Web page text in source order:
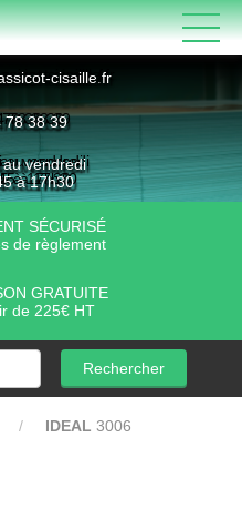
cisaille fr
78 38 39
vendredi
à 17h30
SÉCURISÉ
de règlement
GRATUITE
de 225€ HT
Rechercher
/ IDEAL 3006